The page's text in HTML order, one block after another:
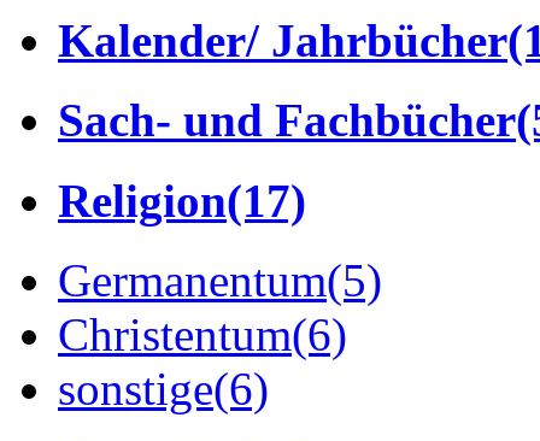
Kalender/ Jahrbücher
Sach- und Fachbücher
Religion(17)
Germanentum(5)
Christentum(6)
sonstige(6)